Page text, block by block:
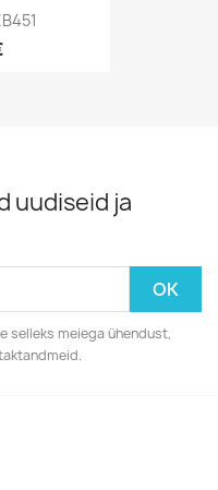
uudiseid ja
selleks meiega ühendust,